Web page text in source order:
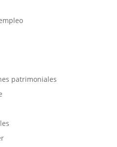
patrimoniales